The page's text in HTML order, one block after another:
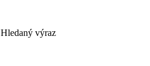
Hledaný výraz